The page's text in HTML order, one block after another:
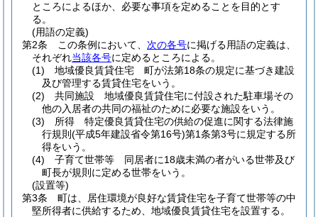
ところによるほか、必要な事項を定めることを目的とす
る。
(用語の定義)
第2条
この条例において、 次の各号に掲げる用語の定義は、
それぞれ当該各号に定めるところによる。
(1)
地域優良賃貸住宅 町が法第18条の規定に基づき建設
及び管理する賃貸住宅をいう。
(2)
共同施設 地域優良賃貸住宅に付設された駐車場その
他の入居者の共同の福祉のために必要な施設をいう。
(3)
所得 特定優良賃貸住宅の供給の促進に関する法律施
行規則 (平成5年建設省令第16号)第1条第3号に規定する所
得をいう。
(4)
子育て世帯等 同居者に18歳未満の者がいる世帯及び
町長が規則に定める世帯をいう。
(設置等)
第3条
町は、居住環境が良好な賃貸住宅を子育て世帯等の中
堅所得者に供給するため、地域優良賃貸住宅を設置する。